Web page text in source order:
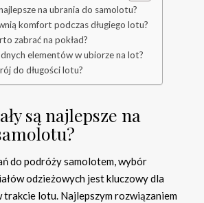
na ubrania do samolotu?
komfort podczas długiego lotu?
zabrać na pokład?
elementów w ubiorze na lot?
do długości lotu?
są najlepsze na
do podróży samolotem, wybór
odzieżowych jest kluczowy dla
lotu. Najlepszym rozwiązaniem